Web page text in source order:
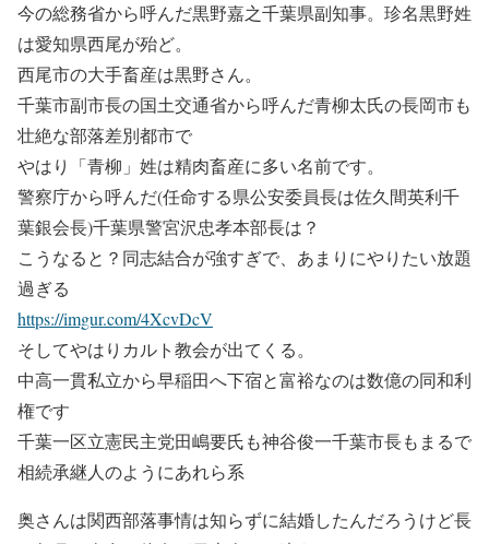
今の総務省から呼んだ黒野嘉之千葉県副知事。珍名黒野姓
は愛知県西尾が殆ど。
西尾市の大手畜産は黒野さん。
千葉市副市長の国土交通省から呼んだ青柳太氏の長岡市も
壮絶な部落差別都市で
やはり「青柳」姓は精肉畜産に多い名前です。
警察庁から呼んだ(任命する県公安委員長は佐久間英利千
葉銀会長)千葉県警宮沢忠孝本部長は？
こうなると？同志結合が強すぎで、あまりにやりたい放題
過ぎる
https://imgur.com/4XcvDcV
そしてやはりカルト教会が出てくる。
中高一貫私立から早稲田へ下宿と富裕なのは数億の同和利
権です
千葉一区立憲民主党田嶋要氏も神谷俊一千葉市長もまるで
相続承継人のようにあれら系
奥さんは関西部落事情は知らずに結婚したんだろうけど長